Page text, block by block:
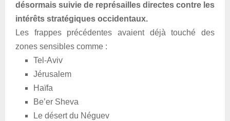
désormais suivie de représailles directes contre les
intérêts stratégiques occidentaux.
Les frappes précédentes avaient déjà touché des
zones sensibles comme :
Tel-Aviv
Jérusalem
Haïfa
Be’er Sheva
Le désert du Néguev